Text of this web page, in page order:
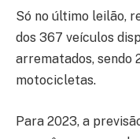
Só no último leilão,
dos 367 veículos
arrematados, sendo
motocicletas.
Para 2023, a